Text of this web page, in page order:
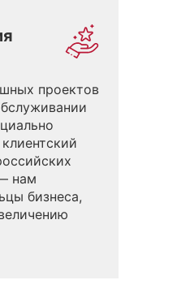
проектов
нам
бизнеса,